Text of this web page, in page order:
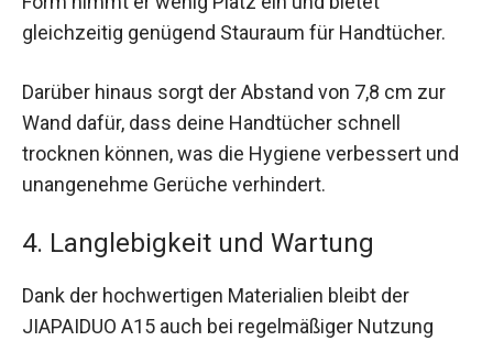
gleichzeitig genügend Stauraum für Handtücher.
Darüber hinaus sorgt der Abstand von 7,8 cm zur
Wand dafür, dass deine Handtücher schnell
trocknen können, was die Hygiene verbessert und
unangenehme Gerüche verhindert.
4. Langlebigkeit und Wartung
Dank der hochwertigen Materialien bleibt der
JIAPAIDUO A15 auch bei regelmäßiger Nutzung